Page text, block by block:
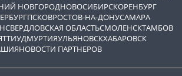
НОВГОРОДНОВОСИБИРСКОРЕНБУРГ
ПСКОВРОСТОВ-НА-ДОНУСАМАРА
СВЕРДЛОВСКАЯ ОБЛАСТЬСМОЛЕНСКТАМБОВ
УДМУРТИЯУЛЬЯНОВСКХАБАРОВСК
НОВОСТИ ПАРТНЕРОВ